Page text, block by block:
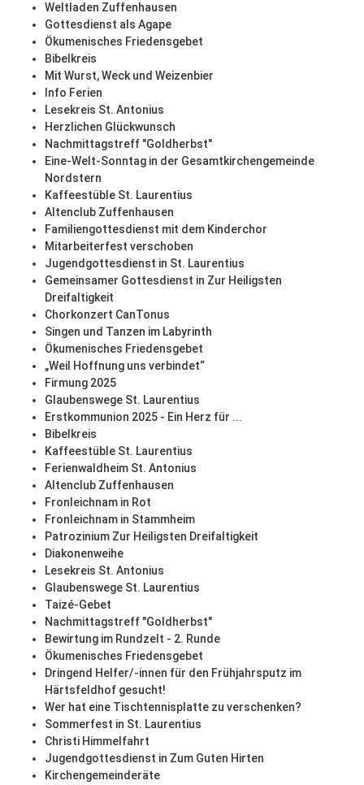
Weltladen Zuffenhausen
Gottesdienst als Agape
Ökumenisches Friedensgebet
Bibelkreis
Mit Wurst, Weck und Weizenbier
Info Ferien
Lesekreis St. Antonius
Herzlichen Glückwunsch
Nachmittagstreff "Goldherbst"
Eine-Welt-Sonntag in der Gesamtkirchengemeinde
Nordstern
Kaffeestüble St. Laurentius
Altenclub Zuffenhausen
Familiengottesdienst mit dem Kinderchor
Mitarbeiterfest verschoben
Jugendgottesdienst in St. Laurentius
Gemeinsamer Gottesdienst in Zur Heiligsten
Dreifaltigkeit
Chorkonzert CanTonus
Singen und Tanzen im Labyrinth
Ökumenisches Friedensgebet
„Weil Hoffnung uns verbindet“
Firmung 2025
Glaubenswege St. Laurentius
Erstkommunion 2025 - Ein Herz für ...
Bibelkreis
Kaffeestüble St. Laurentius
Ferienwaldheim St. Antonius
Altenclub Zuffenhausen
Fronleichnam in Rot
Fronleichnam in Stammheim
Patrozinium Zur Heiligsten Dreifaltigkeit
Diakonenweihe
Lesekreis St. Antonius
Glaubenswege St. Laurentius
Taizé-Gebet
Nachmittagstreff "Goldherbst"
Bewirtung im Rundzelt - 2. Runde
Ökumenisches Friedensgebet
Dringend Helfer/-innen für den Frühjahrsputz im
Härtsfeldhof gesucht!
Wer hat eine Tischtennisplatte zu verschenken?
Sommerfest in St. Laurentius
Christi Himmelfahrt
Jugendgottesdienst in Zum Guten Hirten
Kirchengemeinderäte